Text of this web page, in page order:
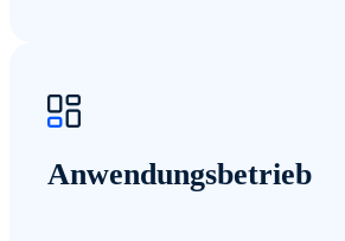
Anwendungsbetrieb